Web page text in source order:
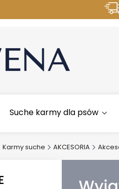
Suche karmy dla psów
Karmy suche AKCESORIA